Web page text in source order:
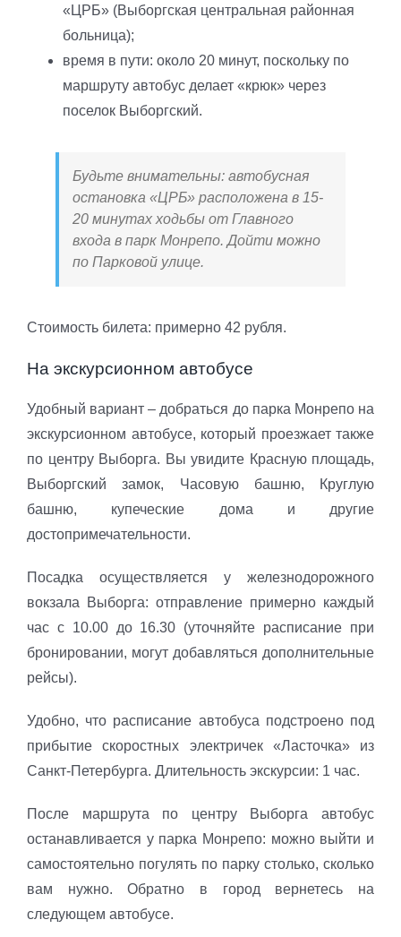
«ЦРБ» (Выборгская центральная районная
больница);
время в пути: около 20 минут, поскольку по
маршруту автобус делает «крюк» через
поселок Выборгский.
Будьте внимательны: автобусная
остановка «ЦРБ» расположена в 15-
20 минутах ходьбы от Главного
входа в парк Монрепо. Дойти можно
по Парковой улице.
Стоимость билета: примерно 42 рубля.
На экскурсионном автобусе
Удобный вариант – добраться до парка Монрепо на
экскурсионном автобусе, который проезжает также
по центру Выборга. Вы увидите Красную площадь,
Выборгский замок, Часовую башню, Круглую
башню, купеческие дома и другие
достопримечательности.
Посадка осуществляется у железнодорожного
вокзала Выборга: отправление примерно каждый
час с 10.00 до 16.30 (уточняйте расписание при
бронировании, могут добавляться дополнительные
рейсы).
Удобно, что расписание автобуса подстроено под
прибытие скоростных электричек «Ласточка» из
Санкт-Петербурга. Длительность экскурсии: 1 час.
После маршрута по центру Выборга автобус
останавливается у парка Монрепо: можно выйти и
самостоятельно погулять по парку столько, сколько
вам нужно. Обратно в город вернетесь на
следующем автобусе.